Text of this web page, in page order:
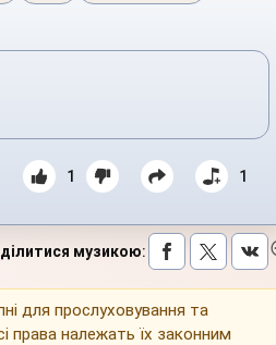
1 1
музикою:
для прослуховування та
права належать їх законним